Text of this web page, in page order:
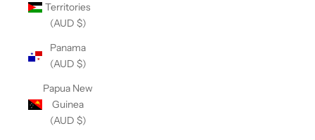
Territories
(AUD $)
Panama
(AUD $)
Papua New
Guinea
(AUD $)